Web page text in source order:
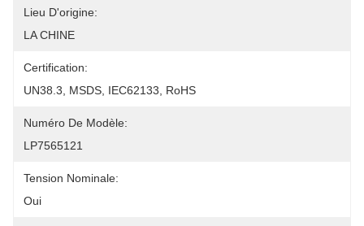
Lieu D'origine:
LA CHINE
Certification:
UN38.3, MSDS, IEC62133, RoHS
Numéro De Modèle:
LP7565121
Tension Nominale:
Oui